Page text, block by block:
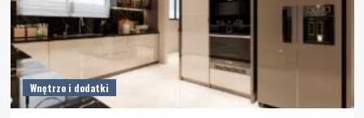
Wnętrze i dodatki